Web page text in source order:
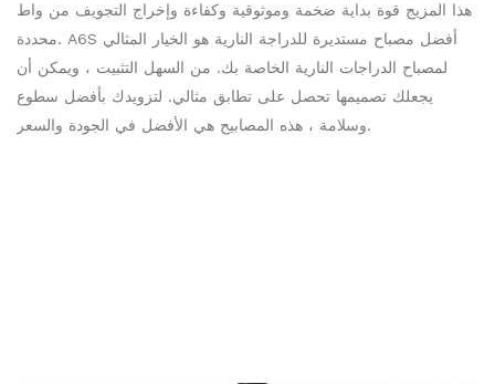
هذا المزيج قوة بداية ضخمة وموثوقية وكفاءة وإخراج التجويف من واط
محددة. A6S أفضل مصباح مستديرة للدراجة النارية هو الخيار المثالي
لمصباح الدراجات النارية الخاصة بك. من السهل التثبيت ، ويمكن أن
يجعلك تصميمها تحصل على تطابق مثالي. لتزويدك بأفضل سطوع
وسلامة ، هذه المصابيح هي الأفضل في الجودة والسعر.